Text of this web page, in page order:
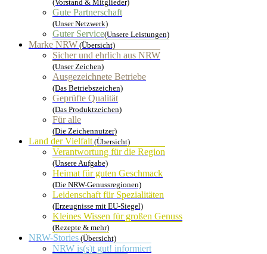
(Vorstand & Mitglieder)
Gute Partnerschaft
(Unser Netzwerk)
Guter Service(Unsere Leistungen)
Marke NRW (Übersicht)
Sicher und ehrlich aus NRW
(Unser Zeichen)
Ausgezeichnete Betriebe
(Das Betriebszeichen)
Geprüfte Qualität
(Das Produktzeichen)
Für alle
(Die Zeichennutzer)
Land der Vielfalt(Übersicht)
Verantwortung für die Region
(Unsere Aufgabe)
Heimat für guten Geschmack
(Die NRW-Genussregionen)
Leidenschaft für Spezialitäten
(Erzeugnisse mit EU-Siegel)
Kleines Wissen für großen Genuss
(Rezepte & mehr)
NRW-Stories (Übersicht)
NRW is(s)t gut! informiert